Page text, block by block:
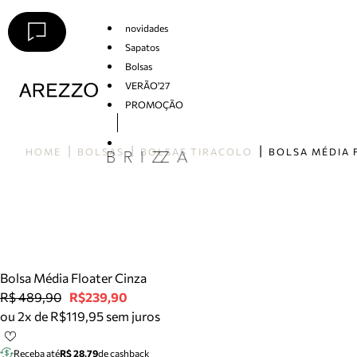
novidades
Sapatos
Bolsas
VERÃO'27
PROMOÇÃO
HOME BOLSAS BOLSAS TIRACOLO
Bolsa Média Floater Cinza
R$ 489,90 R$239,90
ou 2x de R$119,95 sem juros
Receba atéR$ 28,79de cashback